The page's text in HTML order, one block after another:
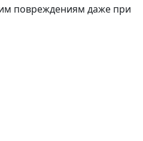
повреждениям даже при